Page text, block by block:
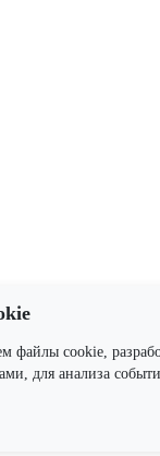
файлы cookie,
для анализа